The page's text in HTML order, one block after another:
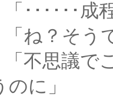
程、そ
でし
ざるな
に」